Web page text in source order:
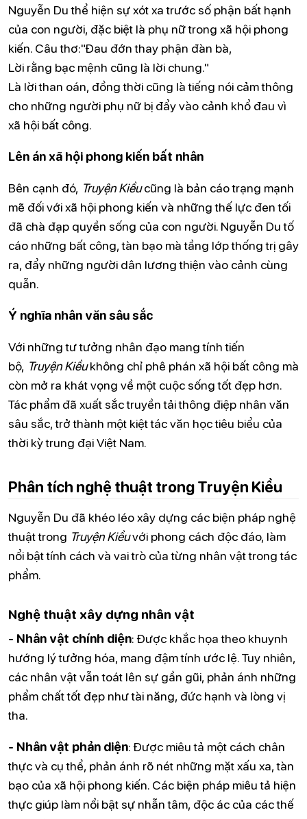
Nguyễn Du thể hiện sự xót xa trước số phận bất hạnh
của con người, đặc biệt là phụ nữ trong xã hội phong
kiến. Câu thơ:"Đau đớn thay phận đàn bà,
Lời rằng bạc mệnh cũng là lời chung."
Là lời than oán, đồng thời cũng là tiếng nói cảm thông
cho những người phụ nữ bị đẩy vào cảnh khổ đau vì
xã hội bất công.
Lên án xã hội phong kiến bất nhân
Bên cạnh đó, Truyện Kiềucũng là bản cáo trạng mạnh
mẽ đối với xã hội phong kiến và những thế lực đen tối
đã chà đạp quyền sống của con người. Nguyễn Du tố
cáo những bất công, tàn bạo mà tầng lớp thống trị gây
ra, đẩy những người dân lương thiện vào cảnh cùng
quẫn.
Ý nghĩa nhân văn sâu sắc
Với những tư tưởng nhân đạo mang tính tiến
bộ, Truyện Kiềukhông chỉ phê phán xã hội bất công mà
còn mở ra khát vọng về một cuộc sống tốt đẹp hơn.
Tác phẩm đã xuất sắc truyền tải thông điệp nhân văn
sâu sắc, trở thành một kiệt tác văn học tiêu biểu của
thời kỳ trung đại Việt Nam.
Phân tích nghệ thuật trong Truyện Kiều
Nguyễn Du đã khéo léo xây dựng các biện pháp nghệ
thuật trong Truyện Kiềuvới phong cách độc đáo, làm
nổi bật tính cách và vai trò của từng nhân vật trong tác
phẩm.
Nghệ thuật xây dựng nhân vật
- Nhân vật chính diện: Được khắc họa theo khuynh
hướng lý tưởng hóa, mang đậm tính ước lệ. Tuy nhiên,
các nhân vật vẫn toát lên sự gần gũi, phản ánh những
phẩm chất tốt đẹp như tài năng, đức hạnh và lòng vị
tha.
- Nhân vật phản diện: Được miêu tả một cách chân
thực và cụ thể, phản ánh rõ nét những mặt xấu xa, tàn
bạo của xã hội phong kiến. Các biện pháp miêu tả hiện
thực giúp làm nổi bật sự nhẫn tâm, độc ác của các thế